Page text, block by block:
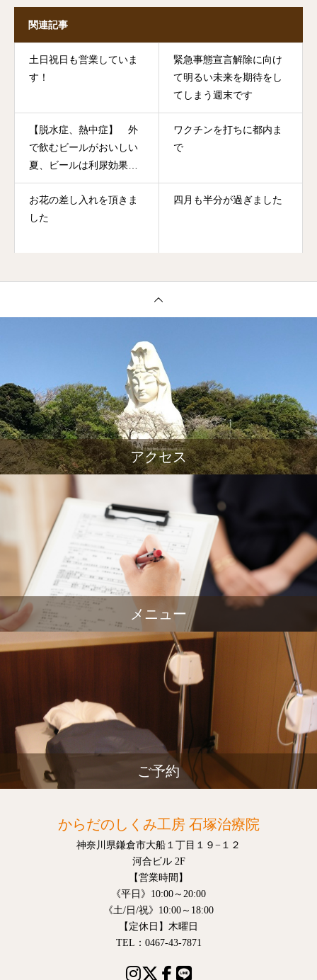
関連記事
土日祝日も営業していま
す！
緊急事態宣言解除に向け
て明るい未来を期待をし
てしまう週末です
【脱水症、熱中症】 外
で飲むビールがおいしい
夏、ビールは利尿効果あ
るのでご注意ください
【鎌倉市大船・からだの
しくみ工房 石塚整体鍼灸
ワクチンを打ちに都内ま
で
お花の差し入れを頂きま
した
四月も半分が過ぎました
アクセス
メニュー
ご予約
からだのしくみ工房 石塚治療院
神奈川県鎌倉市大船１丁目１９−１２
河合ビル 2F
【営業時間】
《平日》10:00～20:00
《土/日/祝》10:00～18:00
【定休日】木曜日
TEL：0467-43-7871